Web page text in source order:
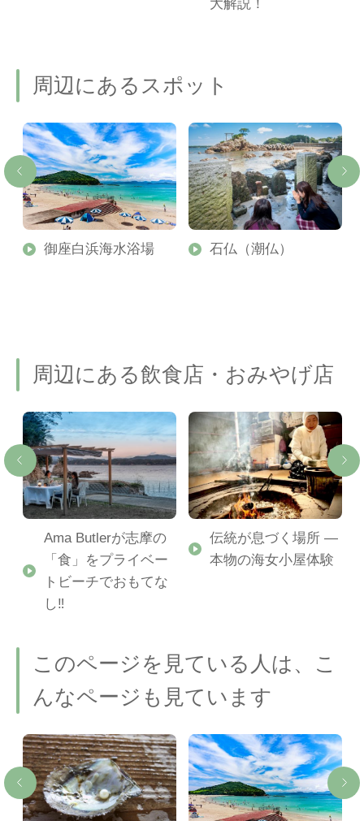
周辺にあるスポット
御座白浜海水浴場 石仏（潮仏）
周辺にある飲食店・おみやげ店
Ama Butlerが志摩の
「食」をプライベー
トビーチでおもてな
し‼
伝統が息づく場所 ―
本物の海女小屋体験
このページを見ている人は、こ
んなページも見ています